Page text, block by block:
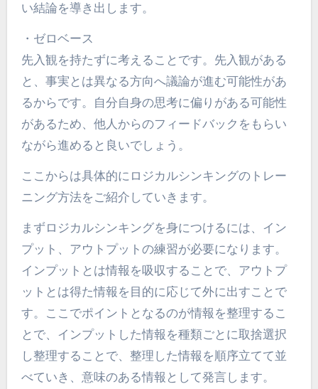
い結論を導き出します。
・ゼロベース
先入観を持たずに考えることです。先入観がある
と、事実とは異なる方向へ議論が進む可能性があ
るからです。自分自身の思考に偏りがある可能性
があるため、他人からのフィードバックをもらい
ながら進めると良いでしょう。
ここからは具体的にロジカルシンキングのトレー
ニング方法をご紹介していきます。
まずロジカルシンキングを身につけるには、イン
プット、アウトプットの練習が必要になります。
インプットとは情報を吸収することで、アウトプ
ットとは得た情報を目的に応じて外に出すことで
す。ここでポイントとなるのが情報を整理するこ
とで、インプットした情報を種類ごとに取捨選択
し整理することで、整理した情報を順序立てて並
べていき、意味のある情報として発言します。